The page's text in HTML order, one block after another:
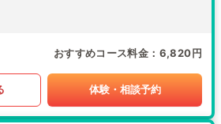
おすすめコース料金 6,820円
体験・相談予約